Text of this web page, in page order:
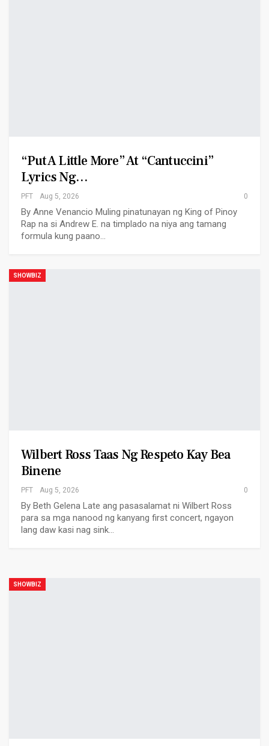
“Put A Little More” At “Cantuccini”
Lyrics Ng…
PFT Aug 5, 2026 0
By Anne Venancio Muling pinatunayan ng King of Pinoy
Rap na si Andrew E. na timplado na niya ang tamang
formula kung paano…
SHOWBIZ
Wilbert Ross Taas Ng Respeto Kay Bea
Binene
PFT Aug 5, 2026 0
By Beth Gelena Late ang pasasalamat ni Wilbert Ross
para sa mga nanood ng kanyang first concert, ngayon
lang daw kasi nag sink…
SHOWBIZ